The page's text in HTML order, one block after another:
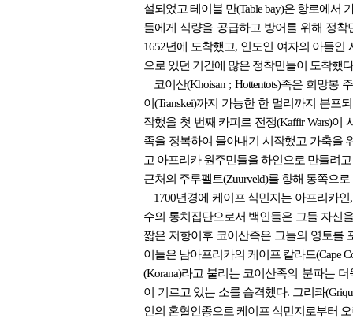
설되었고 테이블 만(Table bay)은 항로에서
들에게 식량을 공급하고 방어를 위해 정착
1652년에 도착했고, 인도인 여자의 아들인
으로 있던 기간에 많은 정착민들이 도착했
코이산(Khoisan ; Hottentots)족은 희망
이(Transkei)까지 가능한 한 멀리까지 분포
작했을 첫 번째 카피르 전쟁(Kaffir Wars)이
족을 정복하여 몰아내기 시작했고 가축을
고 아프리카 원주민들을 하인으로 만들려
근처의 주루펠트(Zuurveld)를 향해 동쪽으
1700년경에 케이프 식민지는 아프리카
수의 통치집단으로서 백인들은 그들 자신
짧은 저항이후 코이산족은 그들의 영토를
이들은 남아프리카의 케이프 칼라드(Cape
(Korana)라고 불리는 코이산족의 분파는
이 기르고 있는 소를 습격했다. 그리콰
인의 혼혈인종으로 케이프 식민지로부터 오